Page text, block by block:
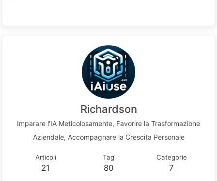
ottengono un aumento delle
prestazioni del 90%? — Impariamo
lentamente l'AI 169
Richardson
Imparare l'IA Meticolosamente, Favorire la Trasformazione
Aziendale, Accompagnare la Crescita Personale
Articoli
21
Tag
80
Categorie
7